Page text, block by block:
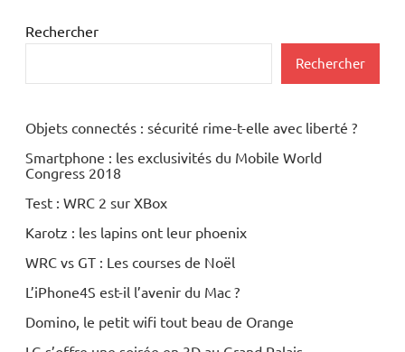
Rechercher
Rechercher
Objets connectés : sécurité rime-t-elle avec liberté ?
Smartphone : les exclusivités du Mobile World
Congress 2018
Test : WRC 2 sur XBox
Karotz : les lapins ont leur phoenix
WRC vs GT : Les courses de Noël
L’iPhone4S est-il l’avenir du Mac ?
Domino, le petit wifi tout beau de Orange